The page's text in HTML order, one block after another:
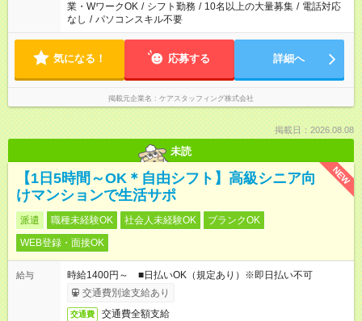
業・WワークOK / シフト勤務 / 10名以上の大量募集 / 電話対応
なし / パソコンスキル不要
気になる！ 応募する 詳細へ
掲載元企業名 ケアスタッフィング株式会社
掲載日：2026.08.08
未読
NEW
【1日5時間～OK＊自由シフト】高級シニア向
けマンションで生活サポ
派遣 職種未経験OK 社会人未経験OK
ブランクOK
WEB登録・面接OK
給与
時給1400円～ ■日払いOK（規定あり）※即日払い不可
交通費別途支給あり
交通費 交通費全額支給